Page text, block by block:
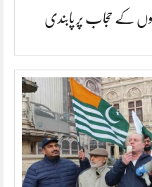
لڑکیوں کے حجاب پر پابندی